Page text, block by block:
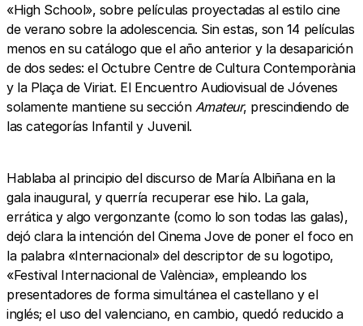
«High School», sobre películas proyectadas al estilo cine
de verano sobre la adolescencia. Sin estas, son 14 películas
menos en su catálogo que el año anterior y la desaparición
de dos sedes: el Octubre Centre de Cultura Contemporània
y la Plaça de Viriat. El Encuentro Audiovisual de Jóvenes
solamente mantiene su sección Amateur, prescindiendo de
las categorías Infantil y Juvenil.
Hablaba al principio del discurso de María Albiñana en la
gala inaugural, y querría recuperar ese hilo. La gala,
errática y algo vergonzante (como lo son todas las galas),
dejó clara la intención del Cinema Jove de poner el foco en
la palabra «Internacional» del descriptor de su logotipo,
«Festival Internacional de València», empleando los
presentadores de forma simultánea el castellano y el
inglés; el uso del valenciano, en cambio, quedó reducido a